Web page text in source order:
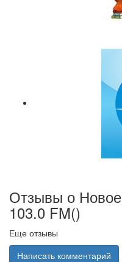
Отзывы о
103.0 FM()
Еще отзывы
Написать комментарий